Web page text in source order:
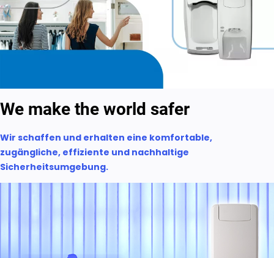
We make the world safer
Wir schaffen und erhalten eine komfortable,
zugängliche, effiziente und nachhaltige
Sicherheitsumgebung.